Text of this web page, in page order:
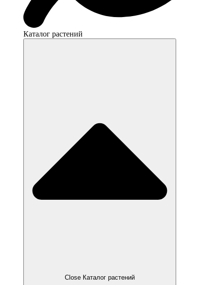
Каталог растений
Close Каталог растений